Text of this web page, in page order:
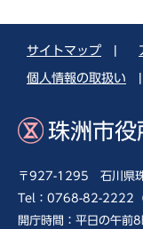
サイトマップ
個人情報の取扱い
珠洲市役
〒927-1295 石川県珠
Tel：0768-82-2222
開庁時間：平日の午